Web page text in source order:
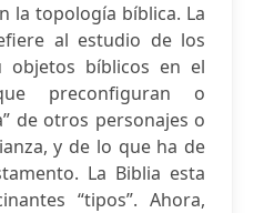
la topología bíblica. La
al estudio de los
objetos bíblicos en el
preconfiguran o
de otros personajes o
y de lo que ha de
La Biblia esta
“tipos”. Ahora,